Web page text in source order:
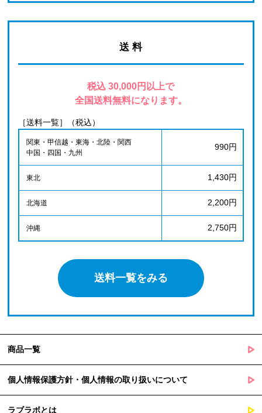
送 料
税込 30,000円以上で
全国送料無料になります。
［送料一覧］（税込）
関東・甲信越・東海・北陸・関西
中国・四国・九州
990円
東北 1,430円
北海道 2,200円
沖縄 2,750円
送料一覧をみる
商品一覧
個人情報保護方針・個人情報の取り扱いについて
ラブラボとは